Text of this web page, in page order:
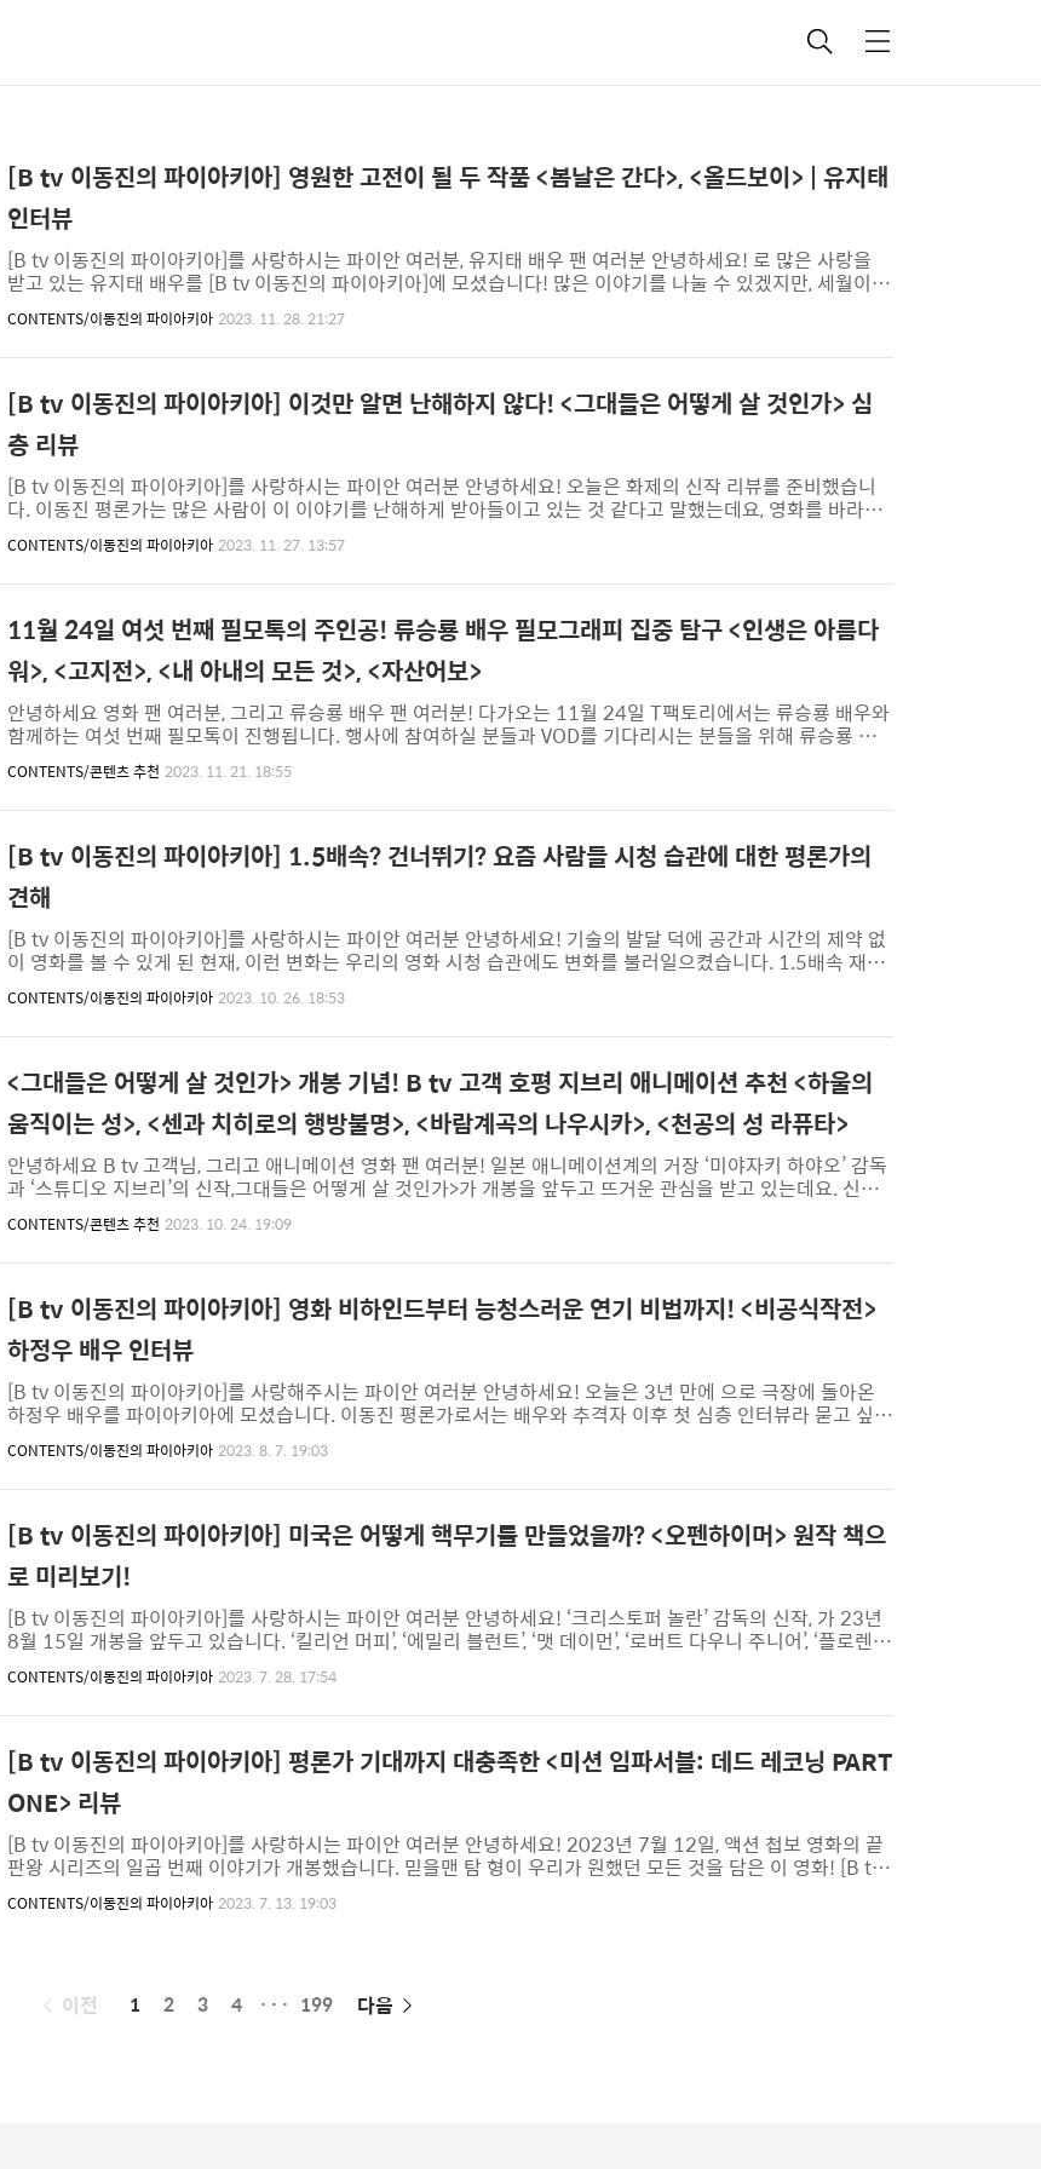
검
메
[B tv 이동진의 파이아키아] 영원한 고전이 될 두 작품 <봄날은 간다>, <올드보이> | 유지태
인터뷰
[B tv 이동진의 파이아키아]를 사랑하시는 파이안 여러분, 유지태 배우 팬 여러분 안녕하세요! 로 많은 사랑을
받고 있는 유지태 배우를 [B tv 이동진의 파이아키아]에 모셨습니다! 많은 이야기를 나눌 수 있겠지만, 세월이
지나도 찾아볼 것 같은 두 작품을 알아보려고 해요. 가 2001년, 는 2003년 작품으로 20년 정도의 세월이 지났
습니다. 이동진 평론가는 한국 영화의 전성기를 묻는 말에 창의력이 뛰어났던 2003년을 답한다고 해요. 유지태
배우는 한국 영화의 전성기를 피부로 느꼈던 자신이 복이 많은 배우라고 말했어요. 평론가가 선택한 한국 영화
한국 영화가 라고 말했습니다. 감독 유지..
CONTENTS/이동진의 파이아키아 2023. 11. 28. 21:27
[B tv 이동진의 파이아키아] 이것만 알면 난해하지 않다! <그대들은 어떻게 살 것인가> 심
층 리뷰
[B tv 이동진의 파이아키아]를 사랑하시는 파이안 여러분 안녕하세요! 오늘은 화제의 신작 리뷰를 준비했습니
다. 이동진 평론가는 많은 사람이 이 이야기를 난해하게 받아들이고 있는 것 같다고 말했는데요, 영화를 바라보
는 몇 가지 틀을 세워 를 쉽게 알아볼까요? #감독의 자전적인 요소 영화 는 2차 세계대전 말기를 다루고 있습니
다. 이동진 평론가는 감독 ‘미야자키 하야오’와 주인공 ‘마히토’가 전기적으로 겹친다고 말했어요. 스토리의 진행
을 위해 당시 감독의 나이인 3살보다 8살 많은 11살로 설정한 것 같다고 하죠. 미야자키 가(家)의 가업은 실제
다고 하죠. 패전의 기색이 만연하고 주변의 사람은 죽어가는..
CONTENTS/이동진의 파이아키아 2023. 11. 27. 13:57
11월 24일 여섯 번째 필모톡의 주인공! 류승룡 배우 필모그래피 집중 탐구 <인생은 아름다
워>, <고지전>, <내 아내의 모든 것>, <자산어보>
안녕하세요 영화 팬 여러분, 그리고 류승룡 배우 팬 여러분! 다가오는 11월 24일 T팩토리에서는 류승룡 배우와
함께하는 여섯 번째 필모톡이 진행됩니다. 행사에 참여하실 분들과 VOD를 기다리시는 분들을 위해 류승룡 배
우의 필모그래피를 준비했어요. 천만 관객을 동원한 명량>, 극한직업>, 번방의 선물>, 광해, 왕이 된 남자> 외에
도B tv 고객님들의 많은 사랑과 호평을 받은 네 작품을 지금 함께 알아볼까요? #인생은 아름다워 👍 96%내 생
애 가장 빛나는 선물, 모든 순간이 노래가 된다!감독: 최국희출연: 류승룡, 염정아, 박세완, 옹성우 ‘세연’(염정아)
자신에게 시간이 얼마 남지 않았..
CONTENTS/콘텐츠 추천 2023. 11. 21. 18:55
[B tv 이동진의 파이아키아] 1.5배속? 건너뛰기? 요즘 사람들 시청 습관에 대한 평론가의
견해
[B tv 이동진의 파이아키아]를 사랑하시는 파이안 여러분 안녕하세요! 기술의 발달 덕에 공간과 시간의 제약 없
이 영화를 볼 수 있게 된 현재, 이런 변화는 우리의 영화 시청 습관에도 변화를 불러일으켰습니다. 1.5배속 재생,
스마트폰 시청, 건너뛰기 등 요즘 사람들의 시청 습관은 점점 다양해지고 있어요. 영화를 보는 단 하나의 방법은
없다고 말하는 이동진 평론가의 이야기를 우리 함께 알아볼까요? #영화 배속 재생 이동진 평론가는 영화 예술
을 제대로 즐기고 싶다면 배속재생은 바람직하지 않다고 말했습니다. 읽는 속도나 방법이 사람에 따라 다른 독
화에서 중요한 최적의 감상 시간을 무시하는 것이라고 하..
CONTENTS/이동진의 파이아키아 2023. 10. 26. 18:53
<그대들은 어떻게 살 것인가> 개봉 기념! B tv 고객 호평 지브리 애니메이션 추천 <하울의
움직이는 성>, <센과 치히로의 행방불명>, <바람계곡의 나우시카>, <천공의 성 라퓨타>
안녕하세요 B tv 고객님, 그리고 애니메이션 영화 팬 여러분! 일본 애니메이션계의 거장 ‘미야자키 하야오’ 감독
과 ‘스튜디오 지브리’의 신작,그대들은 어떻게 살 것인가>가 개봉을 앞두고 뜨거운 관심을 받고 있는데요. 신작
감상 전후 지브리의 다른 작품들도 보길 원하시는 분들을 위해 준비했습니다. 다양한 지브리의 작품 중 B tv 고
객 여러분이 좋은 평가를 남기신 애니메이션 영화 4편! B tv 고객님의 좋아요 비율과 인기도를 기준으로 선정된
지브리의 네 작품을 함께 만나볼까요? #하울의 움직이는 성 👍 98%세상을 뒤흔드는 거대한 마법의 성이 걸어
8살 소녀 ‘소피’. 때마침 그 앞에 ..
CONTENTS/콘텐츠 추천 2023. 10. 24. 19:09
[B tv 이동진의 파이아키아] 영화 비하인드부터 능청스러운 연기 비법까지! <비공식작전>
하정우 배우 인터뷰
[B tv 이동진의 파이아키아]를 사랑해주시는 파이안 여러분 안녕하세요! 오늘은 3년 만에 으로 극장에 돌아온
하정우 배우를 파이아키아에 모셨습니다. 이동진 평론가로서는 배우와 추격자 이후 첫 심층 인터뷰라 묻고 싶은
질문이 한가득 쌓여 있었는데요. 의 촬영 비하인드 스토리는 물론, 배우의 코미디 연기 비법까지 함께 들어보시
죠! #3년 만의 극장 개봉작 이동진 평론가는 개봉을 앞둔 배우의 소감에 대한 질문으로 인터뷰를 시작했어요.
하정우 배우는 지금 극장이 어려운 상황이기에 의 개봉이 더 긴장된다고 하죠. 팬데믹으로 촬영 일정이 취소되
느낌을 받았다고 합니다. 하정우 배우는 시나리오를 받고도 김성훈 감..
CONTENTS/이동진의 파이아키아 2023. 8. 7. 19:03
[B tv 이동진의 파이아키아] 미국은 어떻게 핵무기를 만들었을까? <오펜하이머> 원작 책으
로 미리보기!
[B tv 이동진의 파이아키아]를 사랑하시는 파이안 여러분 안녕하세요! ‘크리스토퍼 놀란’ 감독의 신작, 가 23년
8월 15일 개봉을 앞두고 있습니다. ‘킬리언 머피’, ‘에밀리 블런트’, ‘맷 데이먼’, ‘로버트 다우니 주니어’, ‘플로렌스
퓨’ 등 캐스팅 또한 화제를 모으면 한국에서도 많은 분이 영화를 기다리고 있는데요. 이 영화의 원작은 로버트 오
펜하이머 평전 『아메리칸 프로메테우스』입니다. 다양한 자료를 취합해 원자 폭탄을 개발한 물리학자 오펜하이
머의 일생을 다룬 책이죠. 책은 그의 성장과 연애, 가족, 사상, 맨해튼 프로젝트와 종전 등 다양한 이야기를 담고
롯을 잘 다루는 놀란 감독이 ..
CONTENTS/이동진의 파이아키아 2023. 7. 28. 17:54
[B tv 이동진의 파이아키아] 평론가 기대까지 대충족한 <미션 임파서블: 데드 레코닝 PART
ONE> 리뷰
[B tv 이동진의 파이아키아]를 사랑하시는 파이안 여러분 안녕하세요! 2023년 7월 12일, 액션 첩보 영화의 끝
판왕 시리즈의 일곱 번째 이야기가 개봉했습니다. 믿을맨 탐 형이 우리가 원했던 모든 것을 담은 이 영화! [B tv
이동진의 파이아키아]에서 이동진 평론가와 함께 알아볼까요? 스포일러를 최소화한 가이드 리뷰이니 관람 전에
편하게 읽어주세요! #한 줄 요약 이동진 평론가는 이 영화가 장르와 시리즈에 대한 기대감을 제대로 충족시켜준
CONTENTS/이동진의 파이아키아 2023. 7. 13. 19:03
페
이전 1 2 3 4 ··· 199 다음